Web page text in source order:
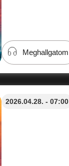
Meghallgatom
2026.04.28. - 07:00